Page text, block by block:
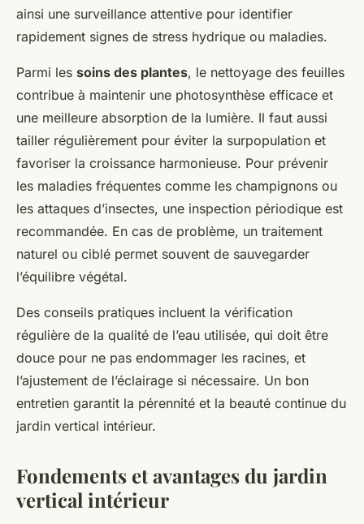
ainsi une surveillance attentive pour identifier
rapidement signes de stress hydrique ou maladies.
Parmi les soins des plantes, le nettoyage des feuilles
contribue à maintenir une photosynthèse efficace et
une meilleure absorption de la lumière. Il faut aussi
tailler régulièrement pour éviter la surpopulation et
favoriser la croissance harmonieuse. Pour prévenir
les maladies fréquentes comme les champignons ou
les attaques d’insectes, une inspection périodique est
recommandée. En cas de problème, un traitement
naturel ou ciblé permet souvent de sauvegarder
l’équilibre végétal.
Des conseils pratiques incluent la vérification
régulière de la qualité de l’eau utilisée, qui doit être
douce pour ne pas endommager les racines, et
l’ajustement de l’éclairage si nécessaire. Un bon
entretien garantit la pérennité et la beauté continue du
jardin vertical intérieur.
Fondements et avantages du jardin
vertical intérieur